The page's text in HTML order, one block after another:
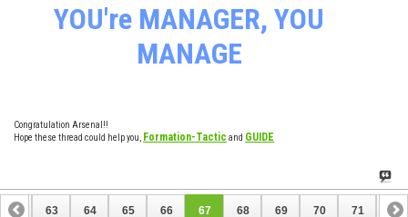
YOU're MANAGER, YOU
MANAGE
Congratulation Arsenal!!
Hope these thread could help you,
Formation-Tactic and GUIDE
62 63 64 65 66 67 68 69 70 71 72